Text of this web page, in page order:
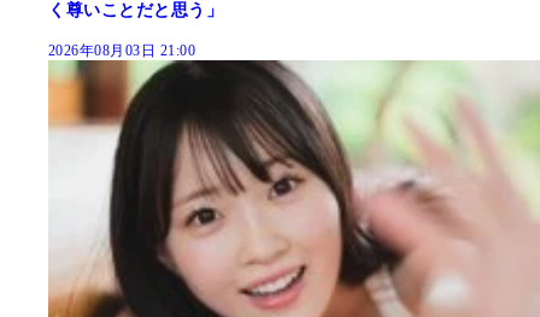
く尊いことだと思う」
2026年08月03日 21:00